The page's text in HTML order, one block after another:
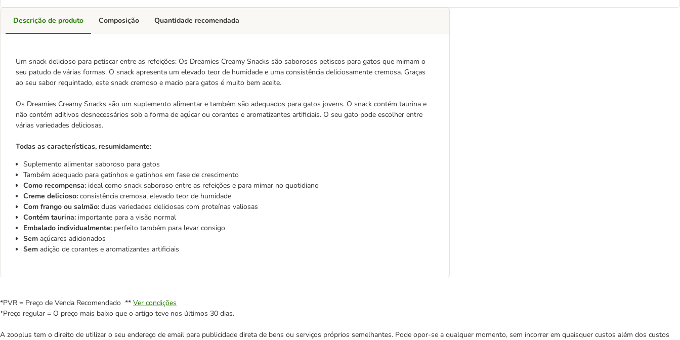
Descrição de produto
Um snack delicioso para petiscar entre as refeições: Os Dreamies Creamy Snacks são saborosos petiscos para gatos que mimam o
seu patudo de várias formas. O snack apresenta um elevado teor de humidade e uma consistência deliciosamente cremosa. Graças
ao seu sabor requintado, este snack cremoso e macio para gatos é muito bem aceite.
Os Dreamies Creamy Snacks são um suplemento alimentar e também são adequados para gatos jovens. O snack contém taurina e
não contém aditivos desnecessários sob a forma de açúcar ou corantes e aromatizantes artificiais. O seu gato pode escolher entre
várias variedades deliciosas.
Todas as características, resumidamente:
Suplemento alimentar saboroso para gatos
Também adequado para gatinhos e gatinhos em fase de crescimento
Como recompensa: ideal como snack saboroso entre as refeições e para mimar no quotidiano
Creme delicioso: consistência cremosa, elevado teor de humidade
Com frango ou salmão: duas variedades deliciosas com proteínas valiosas
Contém taurina: importante para a visão normal
Embalado individualmente: perfeito também para levar consigo
Sem açúcares adicionados
Sem adição de corantes e aromatizantes artificiais
Composição Quantidade recomendada
*PVR = Preço de Venda Recomendado ** Ver condições
*Preço regular = O preço mais baixo que o artigo teve nos últimos 30 dias.
A zooplus tem o direito de utilizar o seu endereço de email para publicidade direta de bens ou serviços próprios semelhantes. Pode opor-se a qualquer momento, sem incorrer em quaisquer custos além dos custos